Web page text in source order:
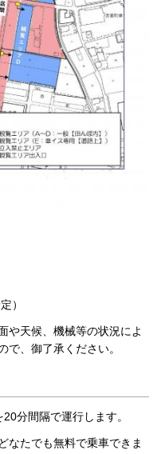
）
や天候、機械等の状況によ
で、御了承ください。
分間隔で運行します。
なたでも無料で乗車できま